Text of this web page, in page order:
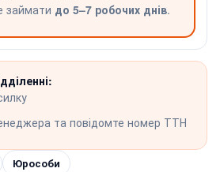
займати до 5–7 робочих днів.
та повідомте номер ТТН
Юрособи